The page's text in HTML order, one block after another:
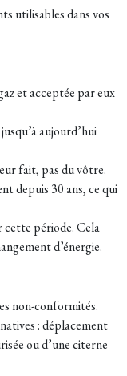
utilisables dans vos
et acceptée par eux
aujourd’hui
fait, pas du vôtre.
depuis 30 ans, ce qui
cette période. Cela
d’énergie.
non-conformités.
: déplacement
ou d’une citerne